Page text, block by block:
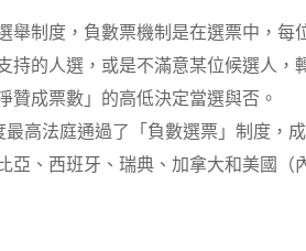
舉制度，負數票機制是在選票中，
持的人選，或是不滿意某位候選人
贊成票數」的高低決定當選與否。
高法庭通過了「負數選票」制度，
亞、西班牙、瑞典、加拿大和美國